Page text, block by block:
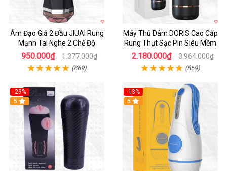
Âm Đạo Giả 2 Đầu JIUAI Rung
Mạnh Tai Nghe 2 Chế Độ
950.000₫ 1.377.000₫
(869)
Máy Thủ Dâm DORIS Cao Cấp
Rung Thụt Sạc Pin Siêu Mềm
2.180.000₫ 3.964.000₫
(869)
-29%
5
-13%
5